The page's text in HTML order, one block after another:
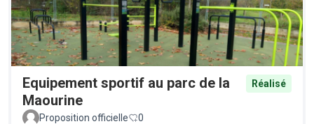
Equipement sportif au parc de la
Maourine
Réalisé
Proposition officielle 0